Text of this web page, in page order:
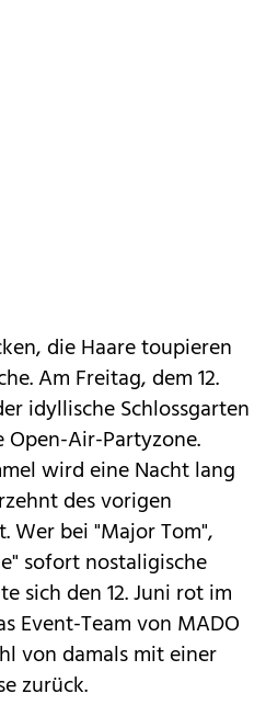
die Haare toupieren
Am Freitag, dem 12.
idyllische Schlossgarten
Air-Partyzone.
wird eine Nacht lang
des vorigen
Wer bei "Major Tom",
sofort nostaligische
sich den 12. Juni rot im
Event-Team von MADO
von damals mit einer
zurück.